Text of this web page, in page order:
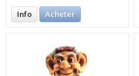
Info Acheter